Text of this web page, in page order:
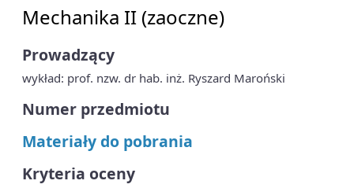
Mechanika II (zaoczne)
Prowadzący
wykład: prof. nzw. dr hab. inż. Ryszard Maroński
Numer przedmiotu
Materiały do pobrania
Kryteria oceny